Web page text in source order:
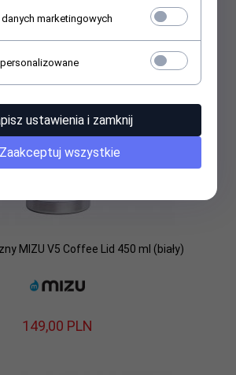
MIZU V5 Coffee Lid 450 ml (biały)
149,00 PLN
danych marketingowych
ustawienia i zamknij
Zaakceptuj wszystkie